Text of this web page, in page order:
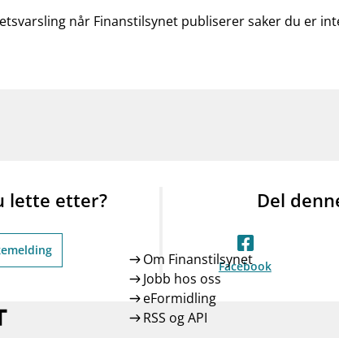
når Finanstilsynet publiserer saker du er
lette etter? Del
Facebook
Om Finanstilsynet
Jobb hos oss
eFormidling
RSS og API